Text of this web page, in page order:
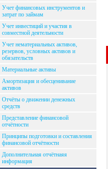
Учет финансовых инструментов и
затрат по займам
Учет инвестиций и участия в
совместной деятельности
Учет нематериальных активов,
резервов, условных активов и
обязательств
Материальные активы
Амортизация и обесценивание
активов
Отчёты о движении денежных
средств
Представление финансовой
отчётности
Принципы подготовки и составления
финансовой отчётности
Дополнительная отчётнаяя
информация